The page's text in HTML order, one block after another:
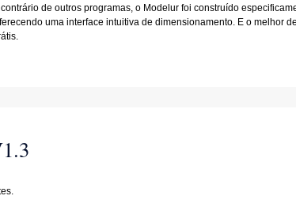
de outros programas, o Modelur foi construído
uma interface intuitiva de dimensionamento. E o melhor